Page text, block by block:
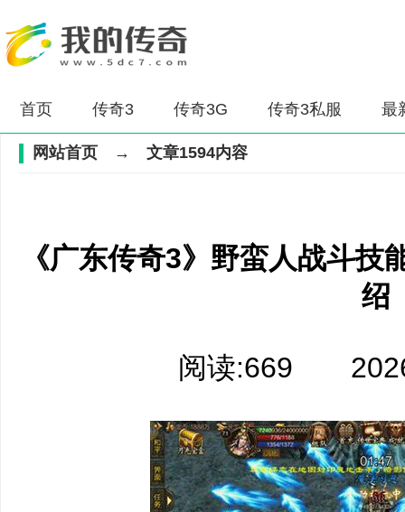
首页 传奇3 传奇3G 传奇3私服 最
网站首页 → 文章1594内容
《广东传奇3》野蛮人战斗
绍
阅读:669